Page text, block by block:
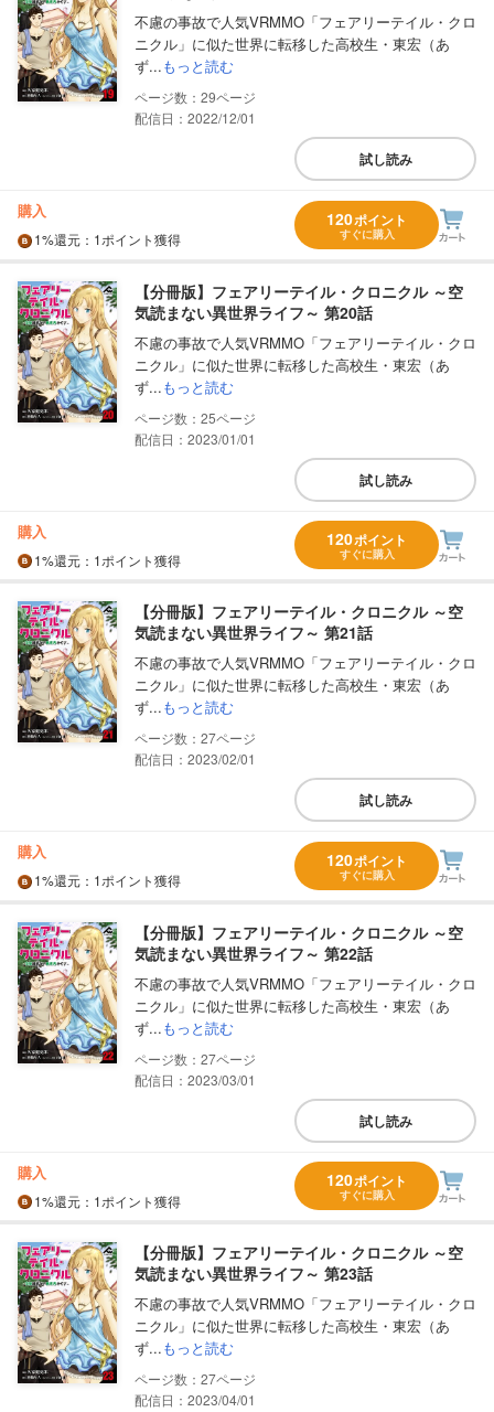
不慮の事故で人気VRMMO「フェアリーテイル・クロ
ニクル」に似た世界に転移した高校生・東宏（あ
ず...もっと読む
29
配信日：2022/12/01
試し読み
購入
1%還元 ：1ポイント獲得
120ポイント
すぐに購入
【分冊版】フェアリーテイル・クロニクル ～空
気読まない異世界ライフ～ 第20話
不慮の事故で人気VRMMO「フェアリーテイル・クロ
ニクル」に似た世界に転移した高校生・東宏（あ
ず...もっと読む
25
配信日：2023/01/01
試し読み
購入
1%還元 ：1ポイント獲得
120ポイント
すぐに購入
【分冊版】フェアリーテイル・クロニクル ～空
気読まない異世界ライフ～ 第21話
不慮の事故で人気VRMMO「フェアリーテイル・クロ
ニクル」に似た世界に転移した高校生・東宏（あ
ず...もっと読む
27
配信日：2023/02/01
試し読み
購入
1%還元 ：1ポイント獲得
120ポイント
すぐに購入
【分冊版】フェアリーテイル・クロニクル ～空
気読まない異世界ライフ～ 第22話
不慮の事故で人気VRMMO「フェアリーテイル・クロ
ニクル」に似た世界に転移した高校生・東宏（あ
ず...もっと読む
27
配信日：2023/03/01
試し読み
購入
1%還元 ：1ポイント獲得
120ポイント
すぐに購入
【分冊版】フェアリーテイル・クロニクル ～空
気読まない異世界ライフ～ 第23話
不慮の事故で人気VRMMO「フェアリーテイル・クロ
ニクル」に似た世界に転移した高校生・東宏（あ
ず...もっと読む
27
配信日：2023/04/01